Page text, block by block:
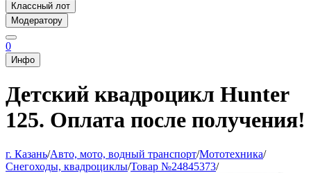
Классный лот
Модератору
0
Инфо
Детский квадроцикл Hunter
125. Оплата после получения!
г. Казань/Авто, мото, водный транспорт/Мототехника/
Снегоходы, квадроциклы/Товар №24845373/